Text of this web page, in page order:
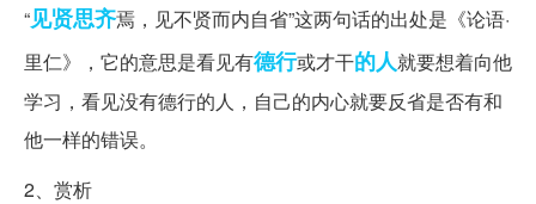
“见贤思齐焉，见不贤而内自省”这两句话的出处是《论语·
里仁》，它的意思是看见有德行或才干的人就要想着向他
学习，看见没有德行的人，自己的内心就要反省是否有和
他一样的错误。
2、赏析